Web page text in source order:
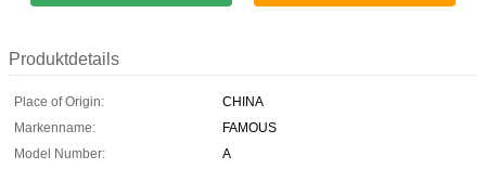
Produktdetails
Place of Origin:
CHINA
Markenname:
FAMOUS
Model Number:
A